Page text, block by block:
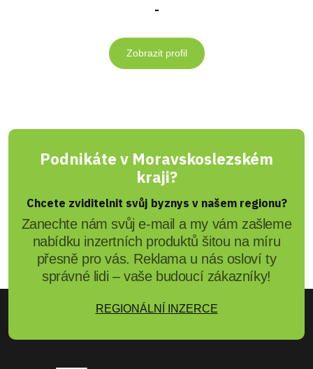
-
Zobrazit profil
Podnikáte v Moravskoslezském
kraji?
Chcete zviditelnit svůj byznys v našem regionu?
Zanechte nám svůj e-mail a my vám zašleme
nabídku inzertních produktů šitou na míru
přesně pro vás. Reklama u nás osloví ty
správné lidi – vaše budoucí zákazníky!
REGIONÁLNÍ INZERCE